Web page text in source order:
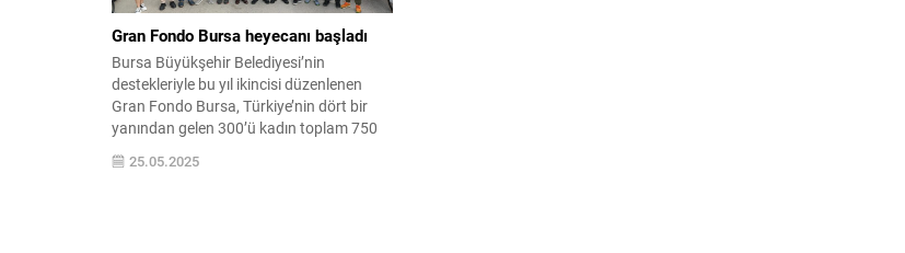
Gran Fondo Bursa heyecanı başladı
Bursa Büyükşehir Belediyesi’nin
destekleriyle bu yıl ikincisi düzenlenen
Gran Fondo Bursa, Türkiye’nin dört bir
yanından gelen 300’ü kadın toplam 750
bisiklet sporcusunun katılımıyla başladı.
Bursa Valiliği’nin himayelerinde, Bursa
25.05.2025